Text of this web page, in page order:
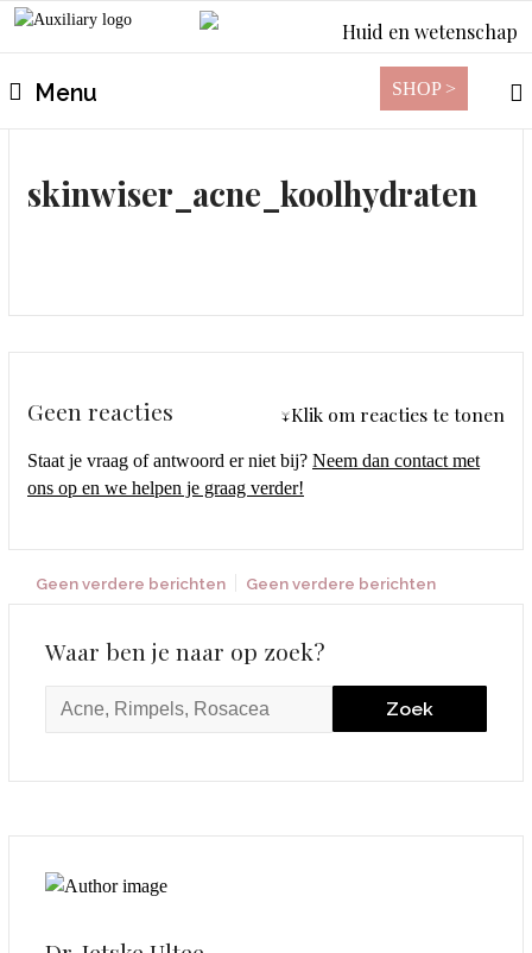
Huid en wetenschap
Menu SHOP >
skinwiser_acne_koolhydraten
Geen reacties ↓Klik om reacties te tonen
Staat je vraag of antwoord er niet bij? Neem dan contact met
ons op en we helpen je graag verder!
Geen verdere berichten Geen verdere berichten
Waar ben je naar op zoek?